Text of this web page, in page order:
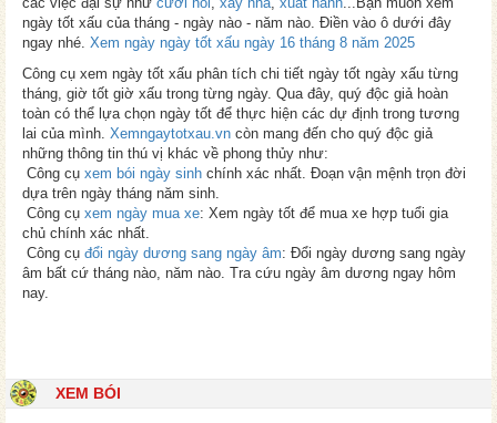
ngày tốt xấu của tháng - ngày nào - năm nào. Điền vào ô dưới đây
ngay nhé. Xem ngày ngày tốt xấu ngày 16 tháng 8 năm 2025
Công cụ xem ngày tốt xấu phân tích chi tiết ngày tốt ngày xấu từng
tháng, giờ tốt giờ xấu trong từng ngày. Qua đây, quý độc giả hoàn
toàn có thể lựa chọn ngày tốt để thực hiện các dự định trong tương
lai của mình. Xemngaytotxau.vn còn mang đến cho quý độc giả
những thông tin thú vị khác về phong thủy như:
Công cụ xem bói ngày sinh chính xác nhất. Đoạn vận mệnh trọn đời
dựa trên ngày tháng năm sinh.
Công cụ xem ngày mua xe: Xem ngày tốt để mua xe hợp tuổi gia
chủ chính xác nhất.
Công cụ đổi ngày dương sang ngày âm: Đổi ngày dương sang ngày
âm bất cứ tháng nào, năm nào. Tra cứu ngày âm dương ngay hôm
nay.
XEM BÓI